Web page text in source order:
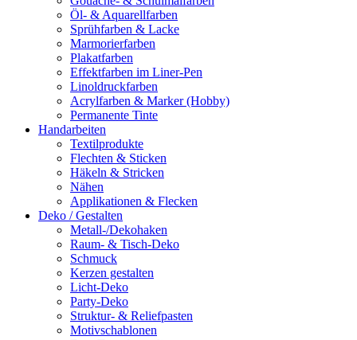
Öl- & Aquarellfarben
Sprühfarben & Lacke
Marmorierfarben
Plakatfarben
Effektfarben im Liner-Pen
Linoldruckfarben
Acrylfarben & Marker (Hobby)
Permanente Tinte
Handarbeiten
Textilprodukte
Flechten & Sticken
Häkeln & Stricken
Nähen
Applikationen & Flecken
Deko / Gestalten
Metall-/Dekohaken
Raum- & Tisch-Deko
Schmuck
Kerzen gestalten
Licht-Deko
Party-Deko
Struktur- & Reliefpasten
Motivschablonen